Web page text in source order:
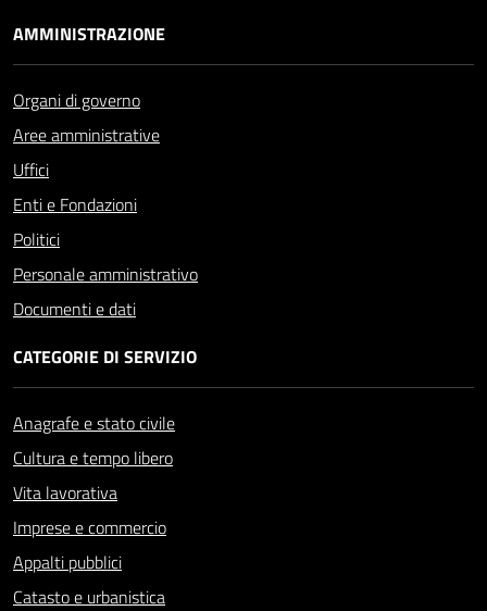
AMMINISTRAZIONE
Organi di governo
Aree amministrative
Uffici
Enti e Fondazioni
Politici
Personale amministrativo
Documenti e dati
CATEGORIE DI SERVIZIO
Anagrafe e stato civile
Cultura e tempo libero
Vita lavorativa
Imprese e commercio
Appalti pubblici
Catasto e urbanistica